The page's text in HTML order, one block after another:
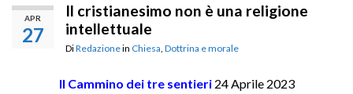
APR
27
Il cristianesimo non è una religione
intellettuale
DiRedazionein Chiesa Dottrina e morale
Il Cammino dei tre sentieri 24 Aprile 2023